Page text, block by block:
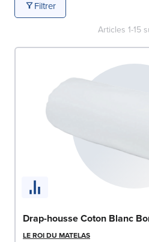
Filtrer
Articles 1-15
Drap-housse Coton Blanc
LE ROI DU MATELAS